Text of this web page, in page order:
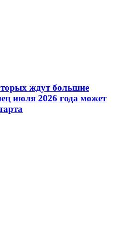
ждут большие
июля 2026 года может